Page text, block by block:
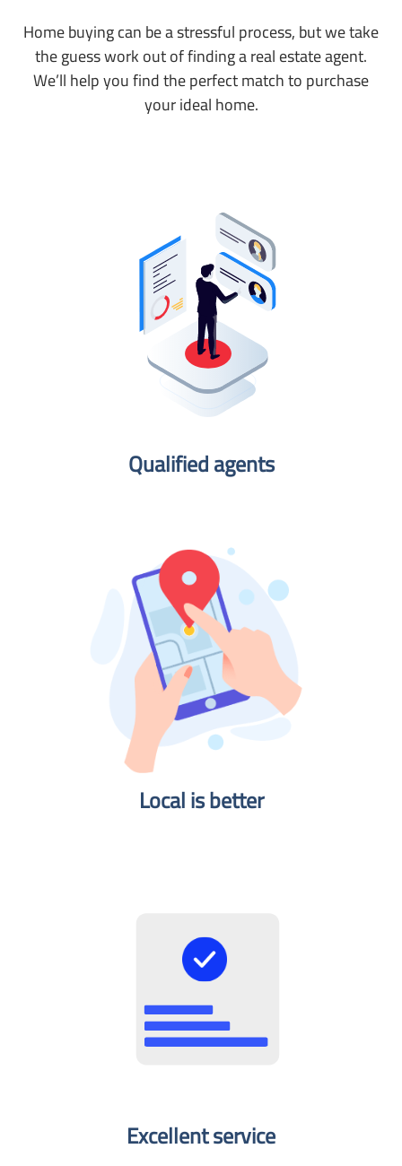
Home buying can be a stressful process, but we take
the guess work out of finding a real estate agent.
We’ll help you find the perfect match to purchase
your ideal home.
Qualified agents​
Local is better​
Excellent service